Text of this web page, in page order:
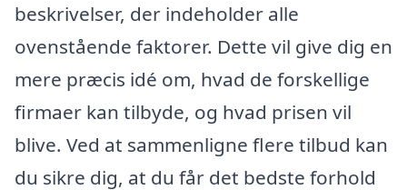
beskrivelser, der indeholder alle
ovenstående faktorer. Dette vil give dig en
mere præcis idé om, hvad de forskellige
firmaer kan tilbyde, og hvad prisen vil
blive. Ved at sammenligne flere tilbud kan
du sikre dig, at du får det bedste forhold